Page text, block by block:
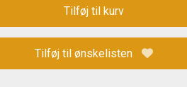
Tilføj til kurv
Tilføj til ønskelisten